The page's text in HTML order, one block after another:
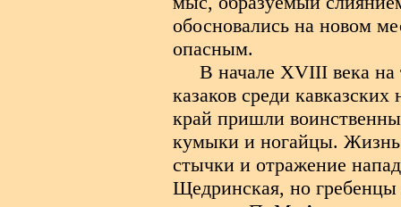
обосновались на новом
опасным.
В начале XVIII века
казаков среди
край пришли
кумыки и ногайцы. Жизнь
стычки и отражение
Щедринская, но гребенцы